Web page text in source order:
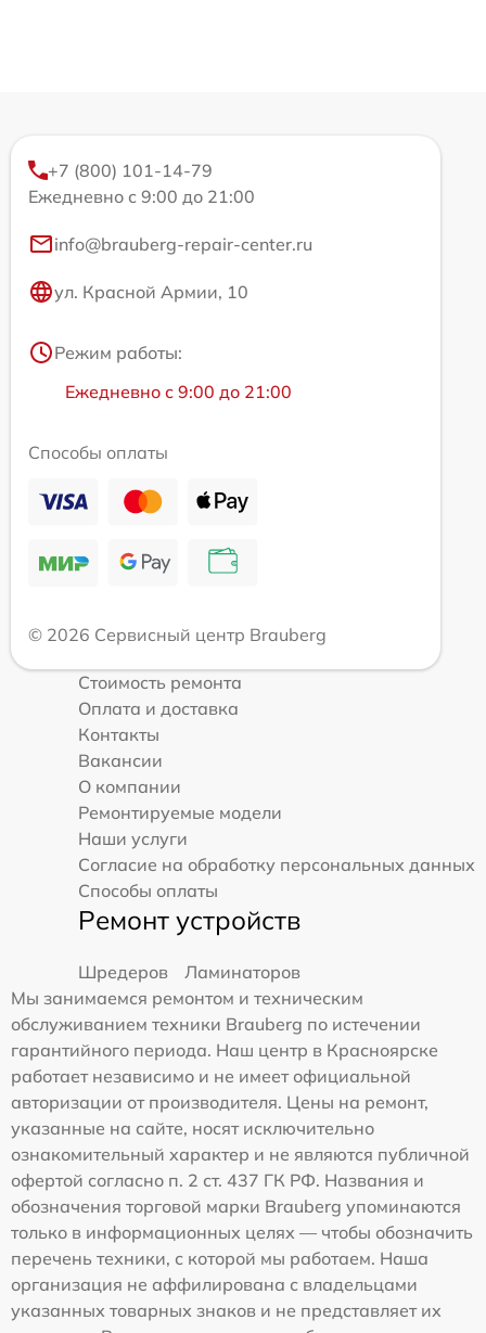
+7 (800) 101-14-79
Ежедневно с 9:00 до 21:00
info@brauberg-repair-center.ru
ул. Красной Армии, 10
Режим работы:
Ежедневно с 9:00 до 21:00
Способы оплаты
© 2026 Сервисный центр Brauberg
Стоимость ремонта
Оплата и доставка
Контакты
Вакансии
О компании
Ремонтируемые модели
Наши услуги
Согласие на обработку персональных данных
Способы оплаты
Ремонт устройств
Шредеров
Ламинаторов
Мы занимаемся ремонтом и техническим
обслуживанием техники Brauberg по истечении
гарантийного периода. Наш центр в Красноярске
работает независимо и не имеет официальной
авторизации от производителя. Цены на ремонт,
указанные на сайте, носят исключительно
ознакомительный характер и не являются публичной
офертой согласно п. 2 ст. 437 ГК РФ. Названия и
обозначения торговой марки Brauberg упоминаются
только в информационных целях — чтобы обозначить
перечень техники, с которой мы работаем. Наша
организация не аффилирована с владельцами
указанных товарных знаков и не представляет их